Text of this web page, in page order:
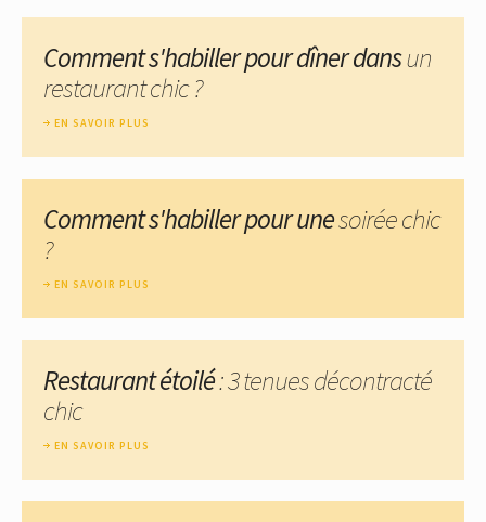
Comment s'habiller pour dîner dansun
restaurant chic ?
EN SAVOIR PLUS
Comment s'habiller pour unesoirée chic
?
EN SAVOIR PLUS
Restaurant étoilé: 3 tenues décontracté
chic
EN SAVOIR PLUS